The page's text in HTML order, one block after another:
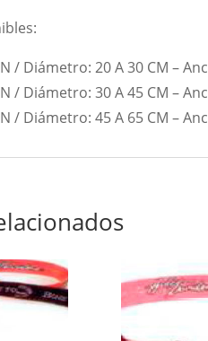
/ Diámetro: 20 A 30 CM –
/ Diámetro: 30 A 45 CM –
/ Diámetro: 45 A 65 CM –